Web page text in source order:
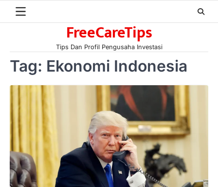
FreeCareTips
Tips Dan Profil Pengusaha Investasi
Tag: Ekonomi Indonesia